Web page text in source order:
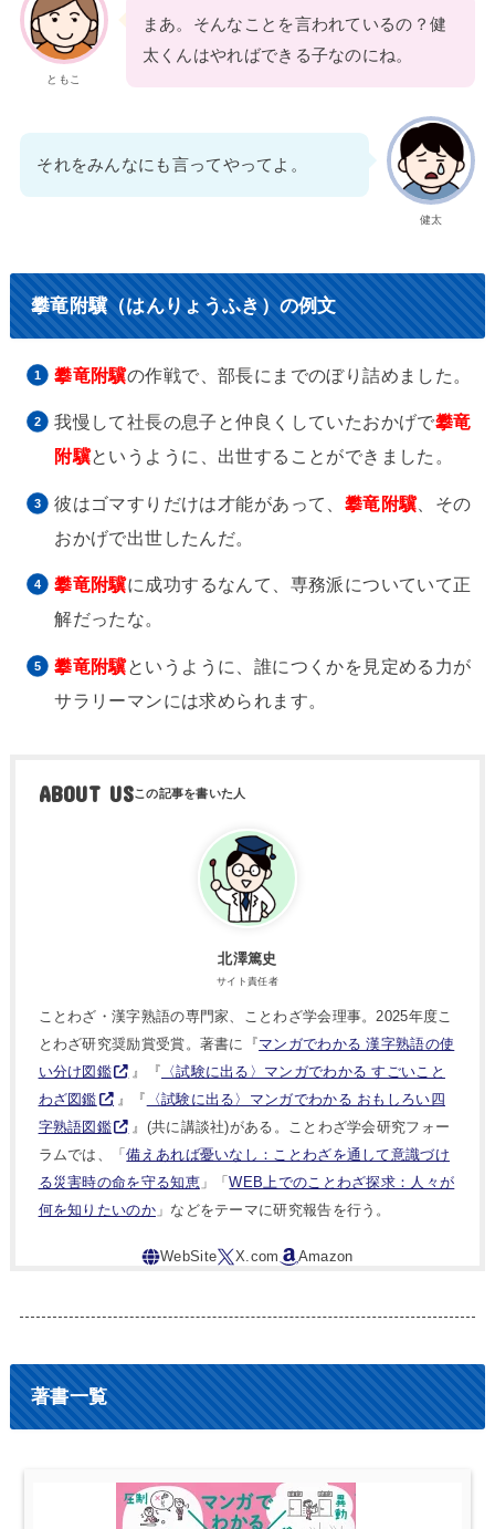
ともこ
まあ。そんなことを言われているの？健
太くんはやればできる子なのにね。
健太
それをみんなにも言ってやってよ。
攀竜附驥（はんりょうふき）の例文
攀竜附驥の作戦で、部長にまでのぼり詰めました。
我慢して社長の息子と仲良くしていたおかげで攀竜
附驥というように、出世することができました。
彼はゴマすりだけは才能があって、 攀竜附驥、その
おかげで出世したんだ。
攀竜附驥に成功するなんて、専務派についていて正
解だったな。
攀竜附驥というように、誰につくかを見定める力が
サラリーマンには求められます。
ABOUT US
北澤篤史
サイト責任者
ことわざ・漢字熟語の専門家、ことわざ学会理事。2025年度こ
とわざ研究奨励賞受賞。著書に『マンガでわかる 漢字熟語の使
い分け図鑑
』『 〈試験に出る〉マンガでわかる すごいこと
わざ図鑑
』『
〈試験に出る〉マンガでわかる おもしろい四
字熟語図鑑
』(共に講談社)がある。ことわざ学会研究フォー
ラムでは、「備えあれば憂いなし：ことわざを通して意識づけ
る災害時の命を守る知恵」「WEB上でのことわざ探求：人々が
何を知りたいのか」などをテーマに研究報告を行う。
著書一覧